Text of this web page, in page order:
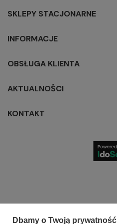
SKLEPY STACJONARNE
INFORMACJE
OBSŁUGA KLIENTA
AKTUALNOŚCI
KONTAKT
Dbamy o Twoją prywatność